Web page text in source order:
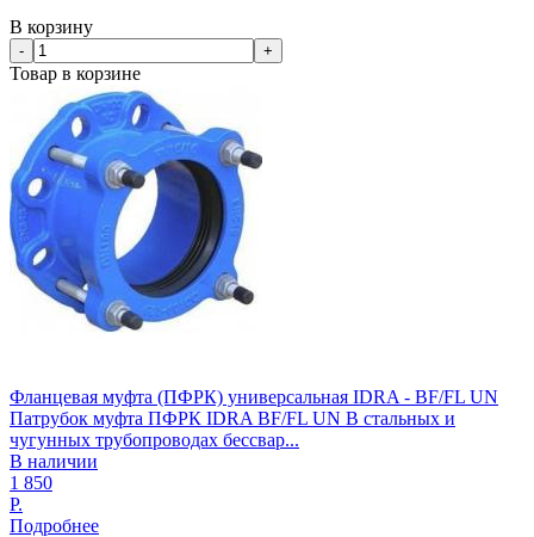
В корзину
- +
Товар в корзине
Фланцевая муфта (ПФРК) универсальная IDRA - BF/FL UN
Патрубок муфта ПФРК IDRA BF/FL UN В стальных и
чугунных трубопроводах бессвар...
В наличии
1 850
Р.
Подробнее